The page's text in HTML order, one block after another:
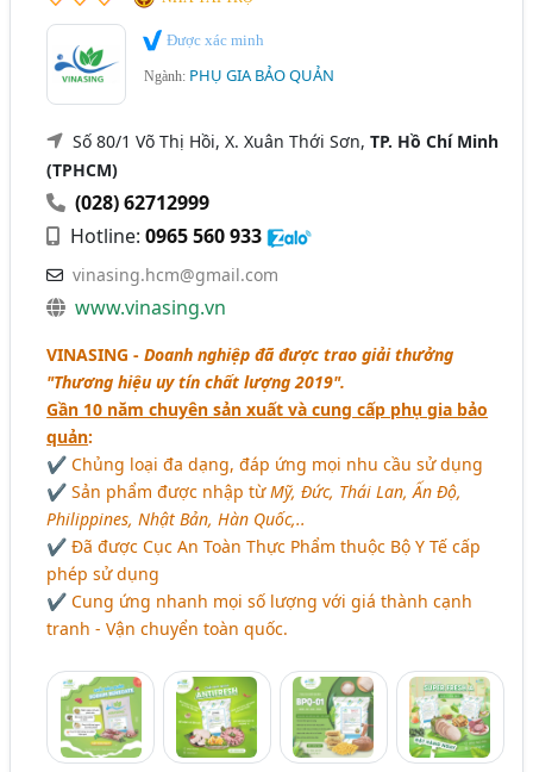
Được xác minh
Ngành: PHỤ GIA BẢO QUẢN
Số 80/1 Võ Thị Hồi, X. Xuân Thới Sơn,TP. Hồ Chí Minh
(TPHCM)
(028) 62712999
Hotline:0965 560 933
vinasing.hcm@gmail.com
www.vinasing.vn
VINASING -Doanh nghiệp đã được trao giải thưởng
"Thương hiệu uy tín chất lượng 2019".
Gần 10 năm chuyên sản xuất và cung cấp phụ gia bảo
quản:
✔ Chủng loại đa dạng, đáp ứng mọi nhu cầu sử dụng
✔ Sản phẩm được nhập từMỹ, Đức, Thái Lan, Ấn Độ,
Philippines, Nhật Bản, Hàn Quốc,..
✔ Đã được Cục An Toàn Thực Phẩm thuộc Bộ Y Tế cấp
phép sử dụng
✔ Cung ứng nhanh mọi số lượng với giá thành cạnh
tranh - Vận chuyển toàn quốc.